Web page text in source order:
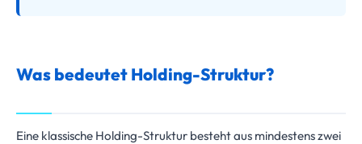
Was bedeutet Holding-Struktur?
Eine klassische Holding-Struktur besteht aus mindestens zwei